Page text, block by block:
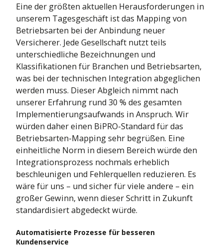
Eine der größten aktuellen Herausforderungen in
unserem Tagesgeschäft ist das Mapping von
Betriebsarten bei der Anbindung neuer
Versicherer. Jede Gesellschaft nutzt teils
unterschiedliche Bezeichnungen und
Klassifikationen für Branchen und Betriebsarten,
was bei der technischen Integration abgeglichen
werden muss. Dieser Abgleich nimmt nach
unserer Erfahrung rund 30 % des gesamten
Implementierungsaufwands in Anspruch. Wir
würden daher einen BiPRO-Standard für das
Betriebsarten-Mapping sehr begrüßen. Eine
einheitliche Norm in diesem Bereich würde den
Integrationsprozess nochmals erheblich
beschleunigen und Fehlerquellen reduzieren. Es
wäre für uns – und sicher für viele andere – ein
großer Gewinn, wenn dieser Schritt in Zukunft
standardisiert abgedeckt würde.
Automatisierte Prozesse für besseren
Kundenservice